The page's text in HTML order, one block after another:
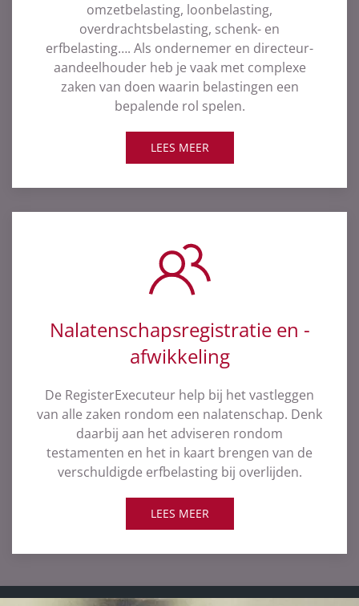
omzetbelasting, loonbelasting,
overdrachtsbelasting, schenk- en
erfbelasting…. Als ondernemer en directeur-
aandeelhouder heb je vaak met complexe
zaken van doen waarin belastingen een
bepalende rol spelen.
LEES MEER
Nalatenschaps­registratie en -
afwikkeling
De RegisterExecuteur help bij het vastleggen
van alle zaken rondom een nalatenschap. Denk
daarbij aan het adviseren rondom
testamenten en het in kaart brengen van de
verschuldigde erfbelasting bij overlijden.
LEES MEER